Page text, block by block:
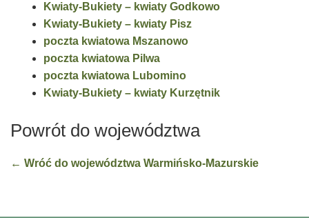
Kwiaty-Bukiety – kwiaty Godkowo
Kwiaty-Bukiety – kwiaty Pisz
poczta kwiatowa Mszanowo
poczta kwiatowa Pilwa
poczta kwiatowa Lubomino
Kwiaty-Bukiety – kwiaty Kurzętnik
Powrót do województwa
← Wróć do województwa Warmińsko-Mazurskie